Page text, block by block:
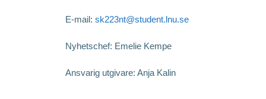
E-mail: sk223nt@student.lnu.se
Nyhetschef: Emelie Kempe
Ansvarig utgivare: Anja Kalin